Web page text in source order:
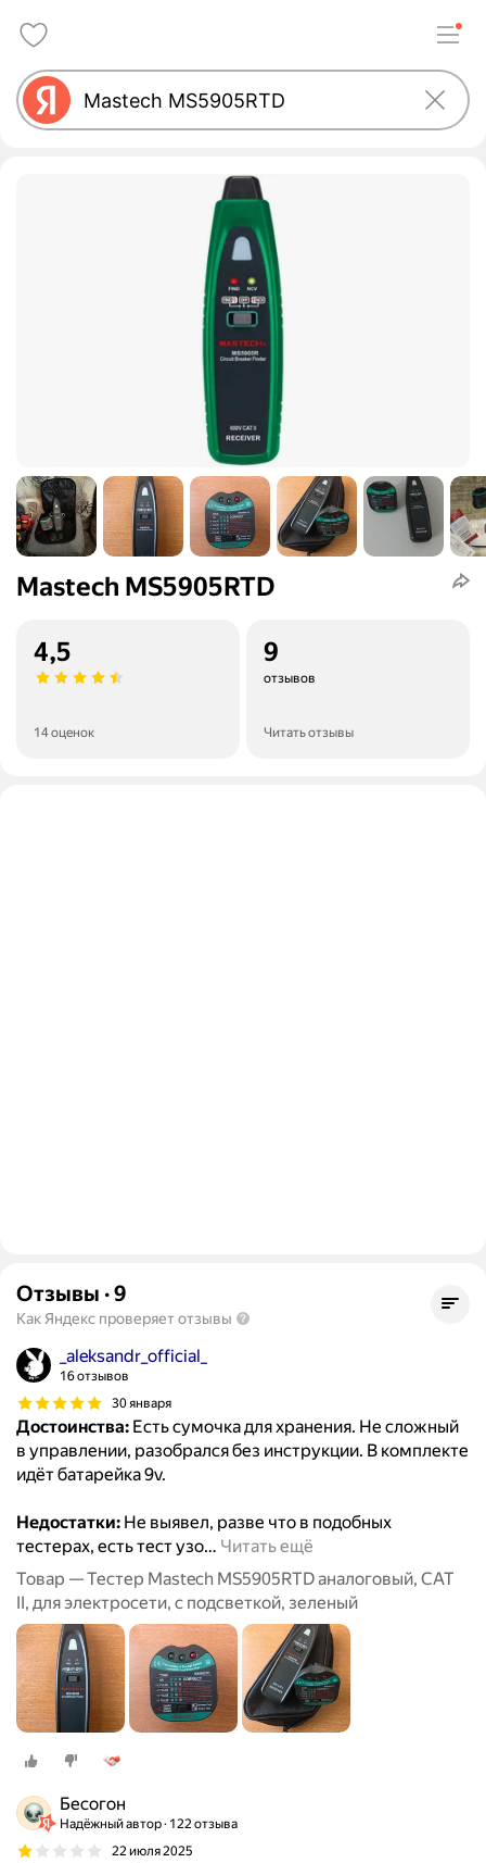
Mastech MS5905RTD
4,5
14 оценок
9
отзывов
Читать отзывы
Отзывы ·9
Как Яндекс проверяет отзывы
_aleksandr_official_
16 отзывов
30 января
Достоинства: Есть сумочка для хранения. Не сложный
в управлении, разобрался без инструкции. В комплекте
идёт батарейка 9v.
Недостатки: Не выявел, разве что в подобных
тестерах, есть тест узо… Читать ещё
Товар — Тестер Mastech MS5905RTD аналоговый, CAT
II, для электросети, с подсветкой, зеленый
Бесогон
Надёжный автор 122 отзыва
22 июля 2025